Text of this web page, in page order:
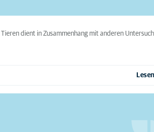
dient in Zusammenhang mit anderen